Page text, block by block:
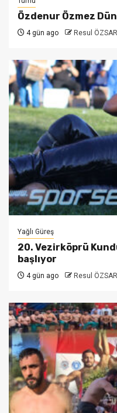
Özdenur Özmez
4 gün ago Resul
Yağlı Güreş
20. Vezirköprü
başlıyor
4 gün ago Resul